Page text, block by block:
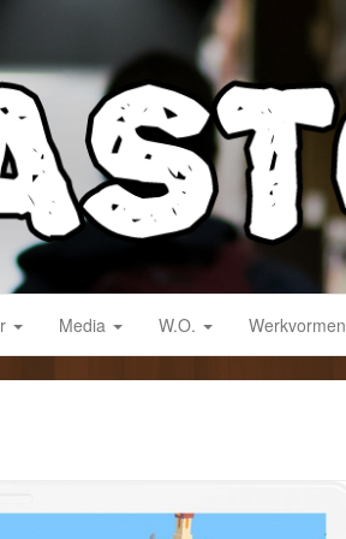
Media W.O. Werkvormen